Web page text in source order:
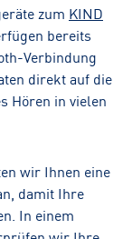
zum KIND
bereits
Verbindung
direkt auf die
Hören in vielen
wir Ihnen eine
damit Ihre
In einem